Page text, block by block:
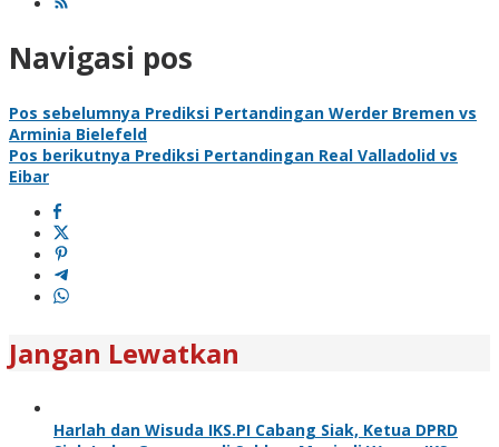
Navigasi pos
Pos sebelumnya Prediksi Pertandingan Werder Bremen vs
Arminia Bielefeld
Pos berikutnya Prediksi Pertandingan Real Valladolid vs
Eibar
Jangan Lewatkan
Harlah dan Wisuda IKS.PI Cabang Siak, Ketua DPRD